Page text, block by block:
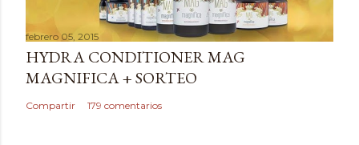
a
r
u
n
c
febrero 05, 2015
HYDRA CONDITIONER MAG
MAGNIFICA + SORTEO
Compartir 179 comentarios